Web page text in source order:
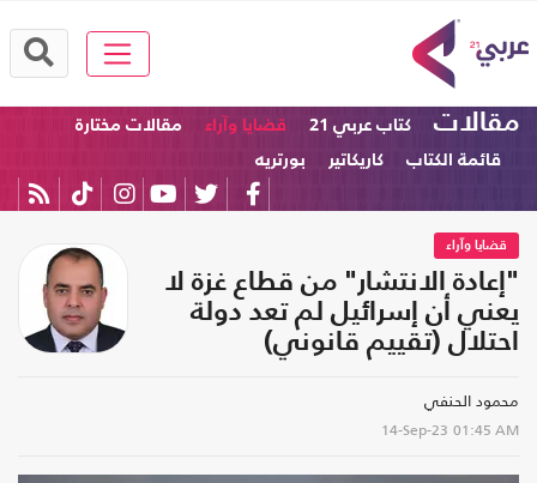
مقالات كتاب عربي 21 قضايا وآراء
مقالات مختارة
قائمة الكتاب
كاريكاتير بورتريه
قضايا وآراء
"إعادة الانتشار" من قطاع غزة لا
يعني أن إسرائيل لم تعد دولة
احتلال (تقييم قانوني)
محمود الحنفي
14-Sep-23 01:45 AM